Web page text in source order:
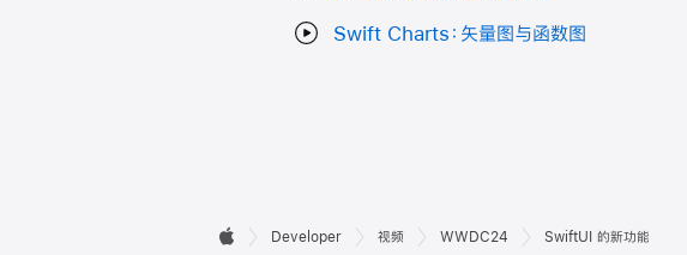
Swift Charts：矢量图与函数图
开

Developer 视频 WWDC24 SwiftUI 的新功能